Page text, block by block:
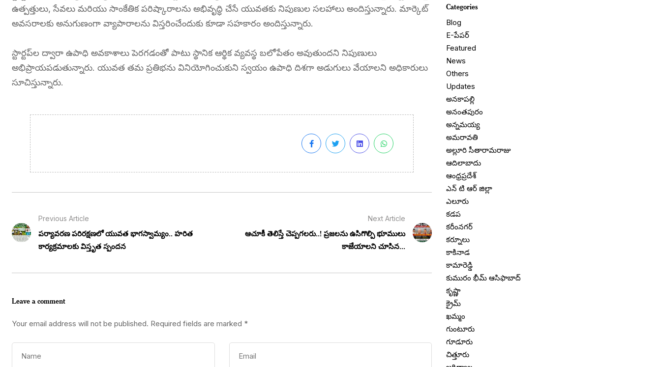
ఉత్పత్తులు, సేవలు మరియు సాంకేతిక పరిష్కారాలను అభివృద్ధి చేసే యువతకు నిపుణుల సలహాలు అందిస్తున్నారు. మార్కెట్
అవసరాలకు అనుగుణంగా వ్యాపారాలను విస్తరించేందుకు కూడా సహకారం అందిస్తున్నారు.
స్టార్టప్‌ల ద్వారా ఉపాధి అవకాశాలు పెరగడంతో పాటు స్థానిక ఆర్థిక వ్యవస్థ బలోపేతం అవుతుందని నిపుణులు
అభిప్రాయపడుతున్నారు. యువత తమ ప్రతిభను వినియోగించుకుని స్వయం ఉపాధి దిశగా అడుగులు వేయాలని అధికారులు
సూచిస్తున్నారు.
Previous Article
పర్యావరణ పరిరక్షణలో యువత భాగస్వామ్యం.. హరిత
కార్యక్రమాలకు విస్తృత స్పందన
Next Article
ఆచూకీ తెలిస్తే చెప్పగలరు..! ప్రజలను ఉసిగొల్పి భూములు
కాజేయాలని చూసిన...
Leave a comment
Your email address will not be published. Required fields are marked *
Categories
Blog
E-పేపర్
Featured
News
Others
Updates
అనకాపల్లి
అనంతపురం
అన్నమయ్య
అమరావతి
అల్లూరి సీతారామరాజు
ఆదిలాబాదు
ఆంధ్రప్రదేశ్
ఎన్ టి ఆర్ జిల్లా
ఎలూరు
కడప
కరీంనగర్
కర్నూలు
కాకినాడ
కామారెడ్డి
కుమురం భీమ్ ఆసిఫాబాద్
కృష్ణా
క్రైమ్
ఖమ్మం
గుంటూరు
గూడూరు
చిత్తూరు